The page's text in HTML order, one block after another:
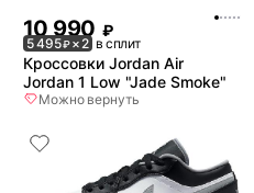
10 990 ₽
5 495₽× 2 в сплит
Кроссовки Jordan Air
Jordan 1 Low "Jade Smoke"
Можно вернуть